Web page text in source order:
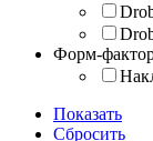
Форм-
Показать
Сбросить